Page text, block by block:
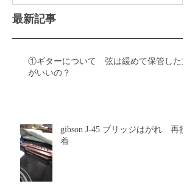
最新記事
①ギターについて 弦は緩めて保管した方
がいいの？
gibson J-45 ブリッジはがれ 再接
着